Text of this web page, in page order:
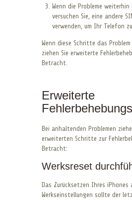
Wenn die Probleme weiterhin
versuchen Sie, eine andere
verwenden, um Ihr Telefon
Wenn diese Schritte das
ziehen Sie erweiterte
Betracht.
Erweiterte
Bei anhaltenden Problemen
erweiterten Schritte zur
Betracht:
Werksreset
Das Zurücksetzen Ihres iPhones
Werkseinstellungen sollte der